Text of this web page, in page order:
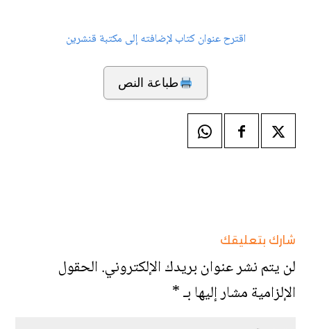
اقترح عنوان كتاب لإضافته إلى مكتبة قنشرين
طباعة النص
شارك بتعليقك
لن يتم نشر عنوان بريدك الإلكتروني.الحقول
الإلزامية مشار إليها بـ*